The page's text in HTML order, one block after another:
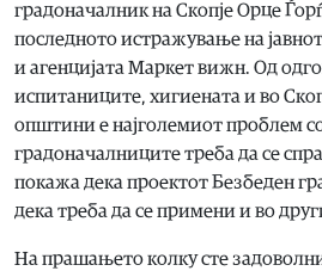
градоначалник на Скопје Орце
последното истражување на
и агенцијата Маркет вижн. Од
испитаниците, хигиената и во
општини е најголемиот проблем со
градоначалниците треба да се
покажа дека проектот Безбеден
дека треба да се примени и во
На прашањето колку сте